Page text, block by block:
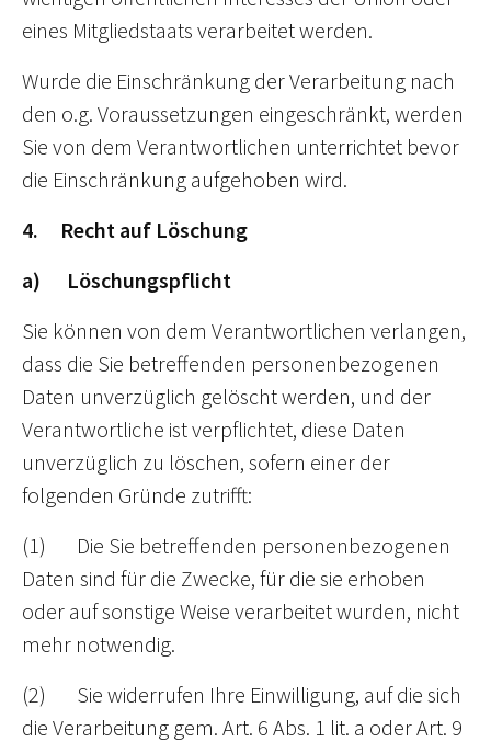
eines Mitgliedstaats verarbeitet werden.
Wurde die Einschränkung der Verarbeitung nach
den o.g. Voraussetzungen eingeschränkt, werden
Sie von dem Verantwortlichen unterrichtet bevor
die Einschränkung aufgehoben wird.
4. Recht auf Löschung
a) Löschungspflicht
Sie können von dem Verantwortlichen verlangen,
dass die Sie betreffenden personenbezogenen
Daten unverzüglich gelöscht werden, und der
Verantwortliche ist verpflichtet, diese Daten
unverzüglich zu löschen, sofern einer der
folgenden Gründe zutrifft:
(1) Die Sie betreffenden personenbezogenen
Daten sind für die Zwecke, für die sie erhoben
oder auf sonstige Weise verarbeitet wurden, nicht
mehr notwendig.
(2) Sie widerrufen Ihre Einwilligung, auf die sich
die Verarbeitung gem. Art. 6 Abs. 1 lit. a oder Art. 9